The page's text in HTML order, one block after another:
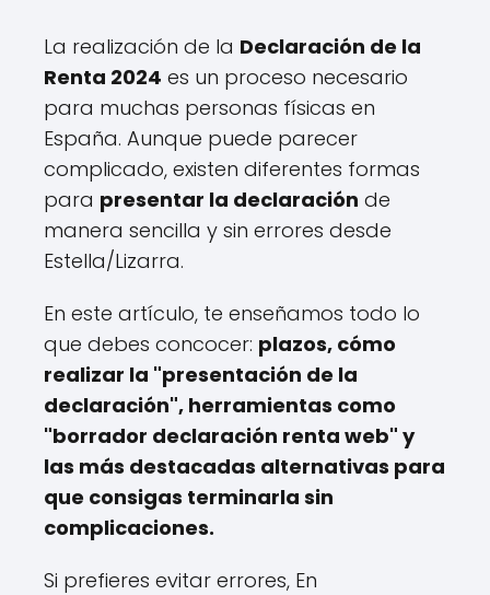
La realización de la Declaración de la
Renta 2024 es un proceso necesario
para muchas personas físicas en
España. Aunque puede parecer
complicado, existen diferentes formas
para presentar la declaración de
manera sencilla y sin errores desde
Estella/Lizarra.
En este artículo, te enseñamos todo lo
que debes concocer: plazos, cómo
realizar la "presentación de la
declaración", herramientas como
"borrador declaración renta web" y
las más destacadas alternativas para
que consigas terminarla sin
complicaciones.
Si prefieres evitar errores, En